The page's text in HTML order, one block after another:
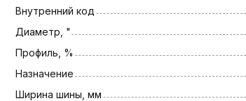
Внутренний код
Диаметр, "
Профиль, %
Назначение
Ширина шины, мм